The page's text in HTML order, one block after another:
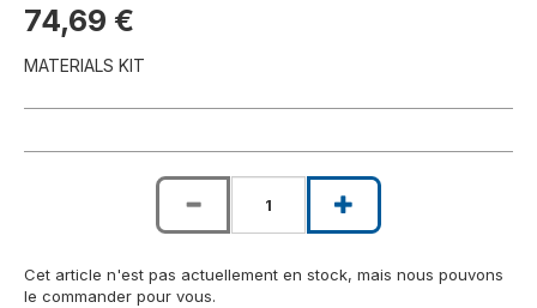
74,69 €
MATERIALS KIT
Cet article n'est pas actuellement en stock, mais nous pouvons
le commander pour vous.